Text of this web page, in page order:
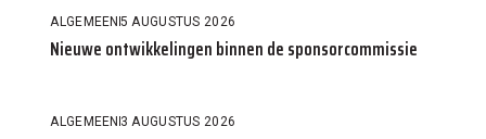
ALGEMEEN5 AUGUSTUS 2026
Nieuwe ontwikkelingen binnen de sponsorcommissie
ALGEMEEN3 AUGUSTUS 2026